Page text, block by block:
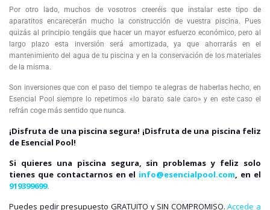
Por otro lado, muchos de vosotros creeréis que instalar este tipo de
aparatitos encarecerán mucho la construcción de vuestra piscina. Pues
quizás al principio tengáis que hacer un mayor esfuerzo económico, pero al
largo plazo esta inversión será amortizada, ya que ahorrarás en el
mantenimiento del agua de tu piscina y en la conservación de los materiales
de la misma.
Son inversiones que con el paso del tiempo te alegras de haberlas hecho, en
Esencial Pool siempre lo repetimos «lo barato sale caro» y en este caso el
refrán coge más sentido que nunca.
¡Disfruta de una piscina segura! ¡Disfruta de una piscina feliz
de Esencial Pool!
Si quieres una piscina segura, sin problemas y feliz solo
tienes que contactarnos en el info@esencialpool.com, en el
919399699.
Puedes pedir presupuesto GRATUITO y SIN COMPROMISO.Accede a